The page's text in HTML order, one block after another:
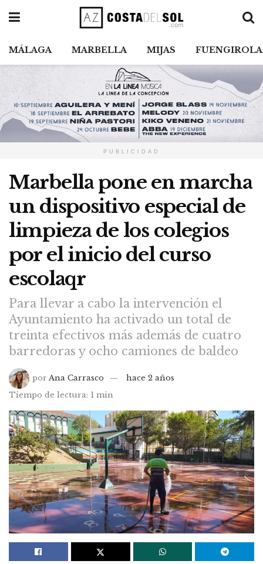
MÁLAGA MARBELLA MIJAS FUENGIROLA
PUBLICIDAD
Marbella pone en marcha
un dispositivo especial de
limpieza de los colegios
por el inicio del curso
escolaqr
Para llevar a cabo la intervención el
Ayuntamiento ha activado un total de
treinta efectivos más además de cuatro
barredoras y ocho camiones de baldeo
por Ana Carrasco
hace 2 años
Tiempo de lectura: 1 min